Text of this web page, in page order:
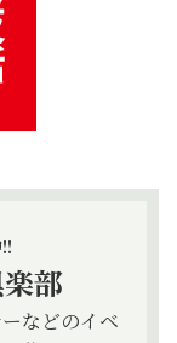
部
などのイベ